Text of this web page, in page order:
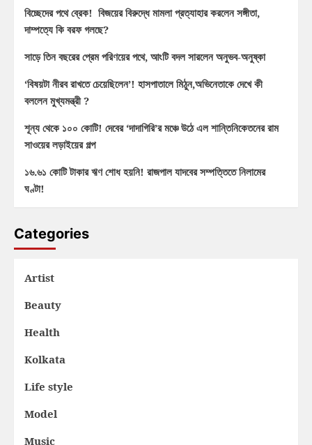
বিচ্ছেদের পথে ব্রেক! বিজয়ের বিরুদ্ধে মামলা প্রত্যাহার করলেন সঙ্গীতা,
দাম্পত্যে কি বরফ গলছে?
সাড়ে তিন বছরের প্রেম পরিণয়ের পথে, আংটি বদল সারলেন অনুভব-অনুষ্কা
‘বিষয়টা নীরব রাখতে চেয়েছিলেন’! হাসপাতালে মিঠুন,অভিনেতাকে দেখে কী
বললেন মুখ্যমন্ত্রী ?
শূন্য থেকে ১০০ কোটি! দেবের ‘দাদাগিরি’র মঞ্চে উঠে এল শান্তিনিকেতনের রাম
সাওয়ের লড়াইয়ের গল্প
১৬.৬১ কোটি টাকার ঋণ শোধ হয়নি! রাজপাল যাদবের সম্পত্তিতে নিলামের
ঘণ্টা!
Categories
Artist
Beauty
Health
Kolkata
Life style
Model
Music